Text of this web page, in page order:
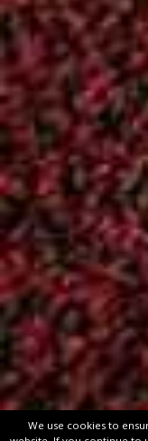
Αρχείο (266)
Ενημέρωση (262)
ΚΥΡΙΑΚΙΔΕΙΑ(61)
Επικοινωνία
ΟΔΟΣ: Καλλιγά 77
Φιλοθέη, Αθήνα
Τ.Κ.: 15237
Τηλ/fax : 210-68 41
218
email:
aof1956@gmail.com
Copyright © 2026